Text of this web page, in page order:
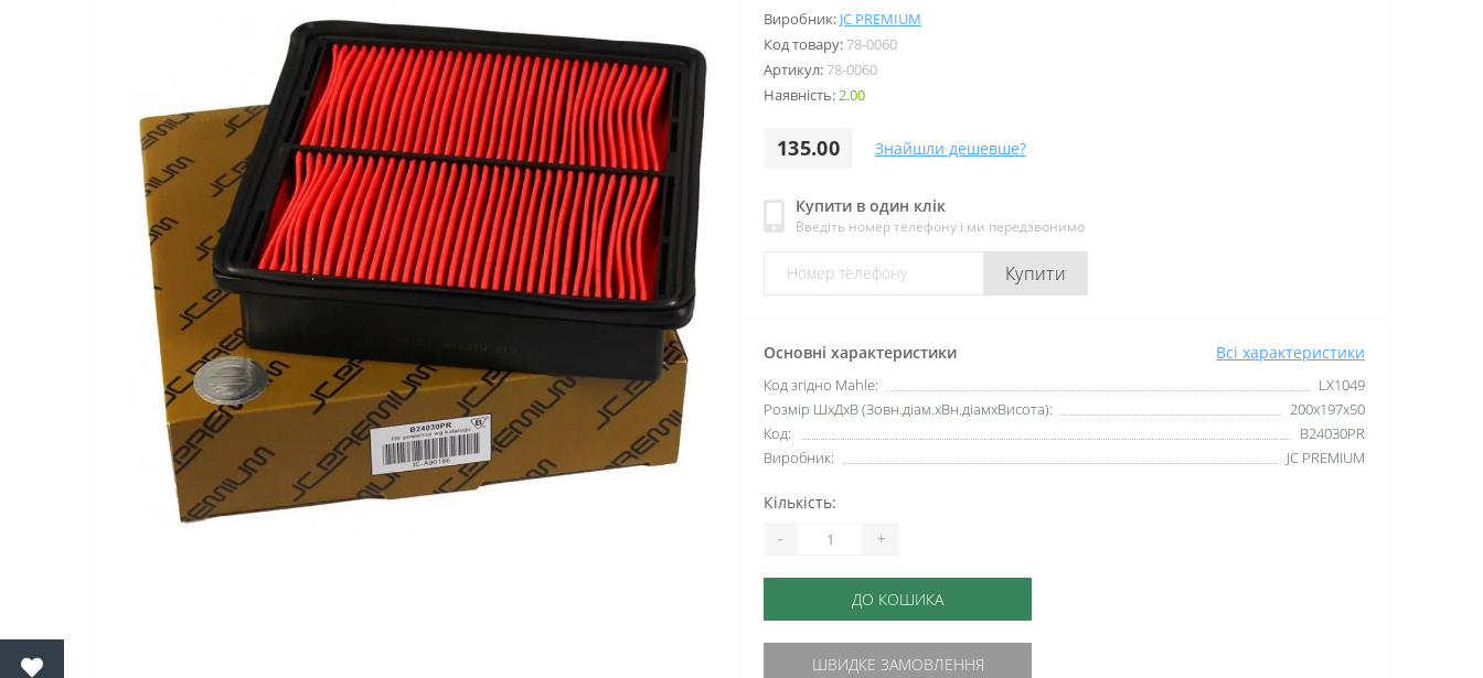
Виробник: JC PREMIUM
Код товару:78-0060
Артикул:78-0060
Наявність:2.00
135.00 Знайшли дешевше?
Купити в один клік
Введіть номер телефону і ми передзвонимо
Купити
Основні характеристики Всі характеристики
Код згідно Mahle:
LX1049
Розмір ШхДхВ (Зовн.діам.хВн.діамхВисота):
200х197х50
Код:
B24030PR
Виробник:
JC PREMIUM
Кількість:
- +
ДО КОШИКА
ШВИДКЕ ЗАМОВЛЕННЯ